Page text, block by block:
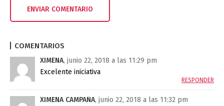
COMENTARIOS
XIMENA, junio 22, 2018 a las 11:29 pm
Excelente iniciativa
RESPONDER
XIMENA CAMPAÑA, junio 22, 2018 a las 11:32 pm